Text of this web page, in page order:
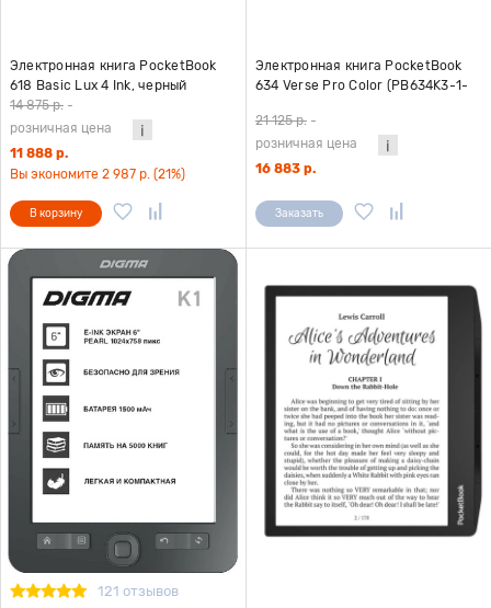
Электронная книга PocketBook
618 Basic Lux 4 Ink, черный
14 875 р. -
розничная цена
11 888 р.
Вы экономите 2 987 р. (21%)
В корзину
Электронная книга PocketBook
634 Verse Pro Color (PB634K3-1-
21 125 р. -
розничная цена
16 883 р.
Заказать
121 отзывов